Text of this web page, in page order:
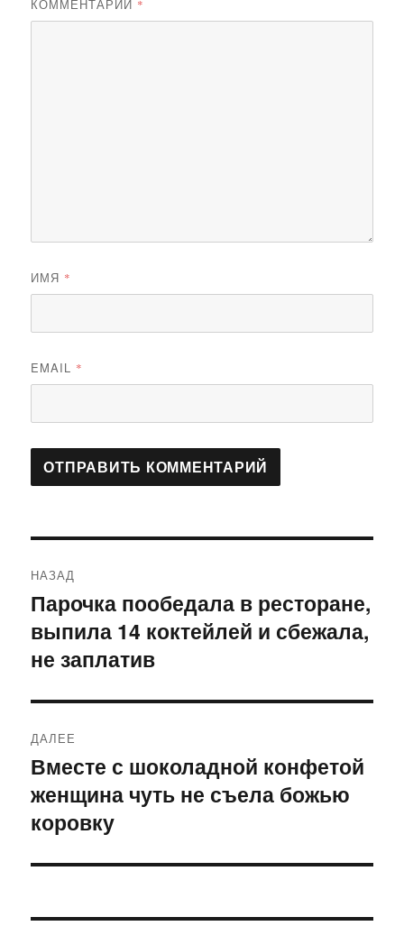
КОММЕНТАРИЙ *
ИМЯ *
EMAIL *
по
записям
НАЗАД
Предыдущая
запись:
Парочка пообедала в ресторане,
выпила 14 коктейлей и сбежала,
не заплатив
ДАЛЕЕ
Следующая
запись:
Вместе с шоколадной конфетой
женщина чуть не съела божью
коровку